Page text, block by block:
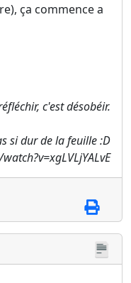
ça commence a
c'est désobéir.
si dur de la feuille :D